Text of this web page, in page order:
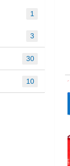
1
3
30
10